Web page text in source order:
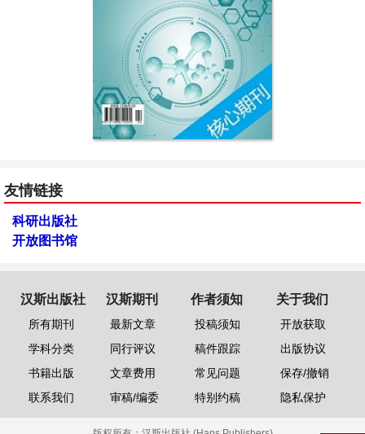
友情链接
科研出版社
开放图书馆
汉斯出版社
所有期刊
学科分类
书籍出版
联系我们
汉斯期刊
最新文章
同行评议
文章费用
审稿/编委
作者须知
投稿须知
稿件跟踪
常见问题
特别约稿
关于我们
开放获取
出版协议
保存/撤销
隐私保护